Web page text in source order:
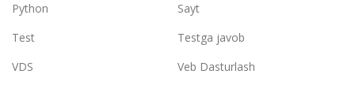
Python
Sayt
Test
Testga javob
VDS
Veb Dasturlash